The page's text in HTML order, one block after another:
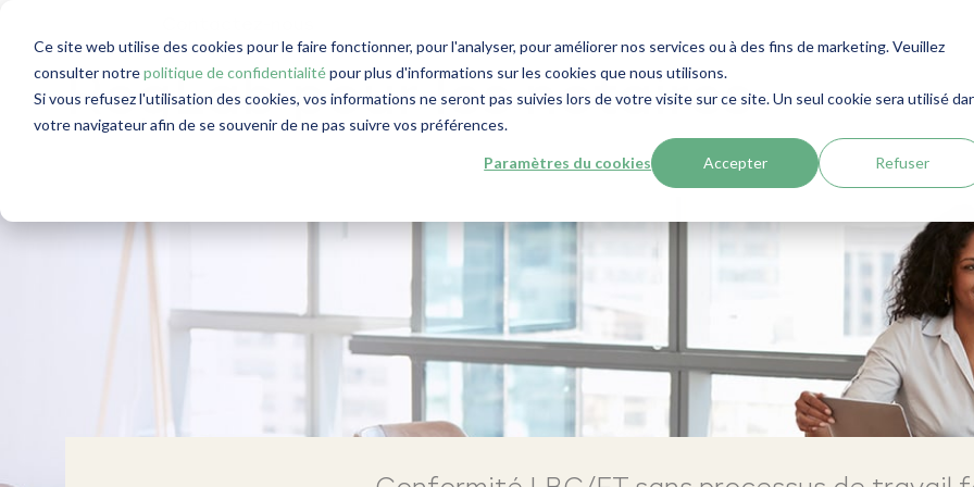
Ce site web utilise des cookies pour le faire fonctionner, pour l'analyser, pour améliorer nos services ou à des fins de marketing. Veuillez
consulter notrepolitique de confidentialitépour plus d'informations sur les cookies que nous utilisons.
Si vous refusez l'utilisation des cookies, vos informations ne seront pas suivies lors de votre visite sur ce site. Un seul cookie sera utilisé
votre navigateur afin de se souvenir de ne pas suivre vos préférences.
Paramètres du cookies Accepter Refuser
RegLab pour les notaires